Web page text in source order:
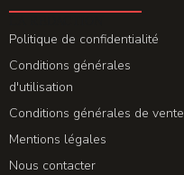
Politique de confidentialité
Conditions générales
d'utilisation
Conditions générales de vente
Mentions légales
Nous contacter